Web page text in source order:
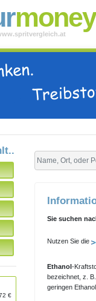
money
€
Sie suchen
Nutzen Sie die
Ethanol-
bezeichnet, z.
geringen